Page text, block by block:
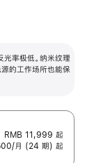
光率极低。纳米纹理
的工作场所也能保
RMB 11,999 起
月 (24 期) 起